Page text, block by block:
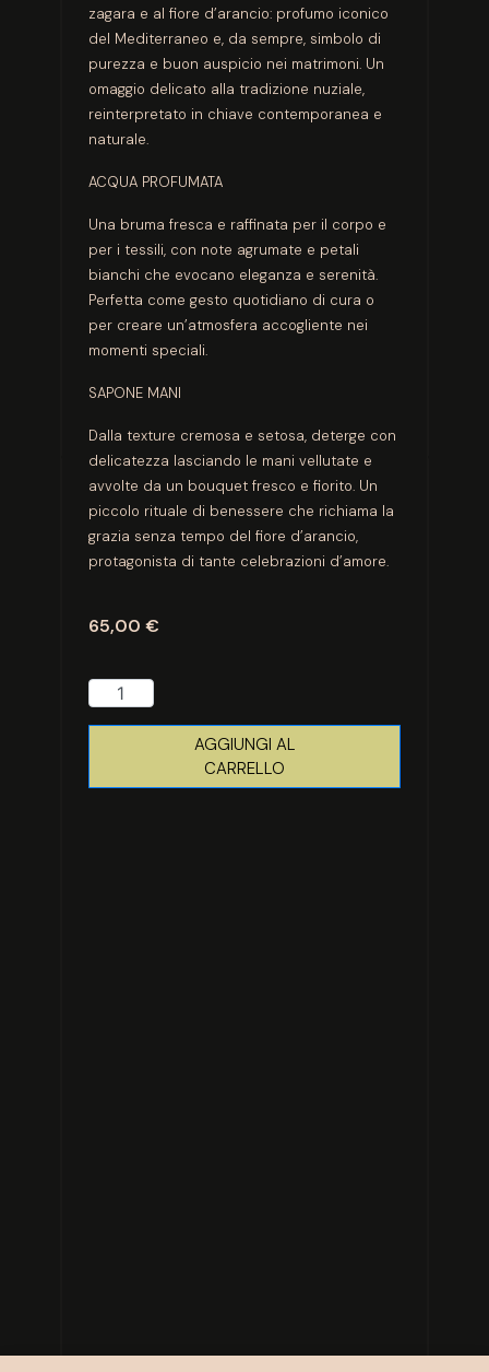
zagara e al fiore d’arancio: profumo iconico
del Mediterraneo e, da sempre, simbolo di
purezza e buon auspicio nei matrimoni. Un
omaggio delicato alla tradizione nuziale,
reinterpretato in chiave contemporanea e
naturale.
ACQUA PROFUMATA
Una bruma fresca e raffinata per il corpo e
per i tessili, con note agrumate e petali
bianchi che evocano eleganza e serenità.
Perfetta come gesto quotidiano di cura o
per creare un’atmosfera accogliente nei
momenti speciali.
SAPONE MANI
Dalla texture cremosa e setosa, deterge con
delicatezza lasciando le mani vellutate e
avvolte da un bouquet fresco e fiorito. Un
piccolo rituale di benessere che richiama la
grazia senza tempo del fiore d’arancio,
protagonista di tante celebrazioni d’amore.
65,00 €
AGGIUNGI AL
CARRELLO